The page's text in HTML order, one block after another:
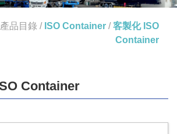
產品目錄 / ISO Container / 客製化 ISO
Container
Container